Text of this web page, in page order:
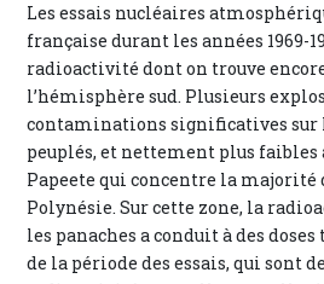
Les essais nucléaires
française durant les années 1969-
radioactivité dont on trouve
l’hémisphère sud. Plusieurs
contaminations significatives sur
peuplés, et nettement plus faibles
Papeete qui concentre la majorité
Polynésie. Sur cette zone, la
les panaches a conduit à des
de la période des essais, qui sont